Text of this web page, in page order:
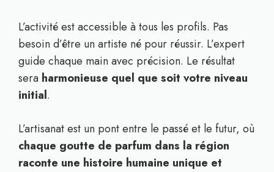
L’activité est accessible à tous les profils. Pas
besoin d’être un artiste né pour réussir. L’expert
guide chaque main avec précision. Le résultat
sera harmonieuse quel que soit votre niveau
initial.
L’artisanat est un pont entre le passé et le futur, où
chaque goutte de parfum dans la région
raconte une histoire humaine unique et